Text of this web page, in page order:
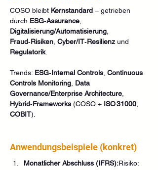
COSO bleibt Kernstandard – getrieben
durch ESG‑Assurance
Digitalisierung/Automatisierung
Fraud‑Risiken Cyber/IT‑Resilienz und
Regulatorik.
Trends: ESG‑Internal Controls Continuous
Controls Monitoring Data
Governance/Enterprise Architecture
Hybrid‑Frameworks (COSO + ISO 31000
COBIT).
Anwendungsbeispiele (konkret)
Monatlicher Abschluss (IFRS):Risiko: